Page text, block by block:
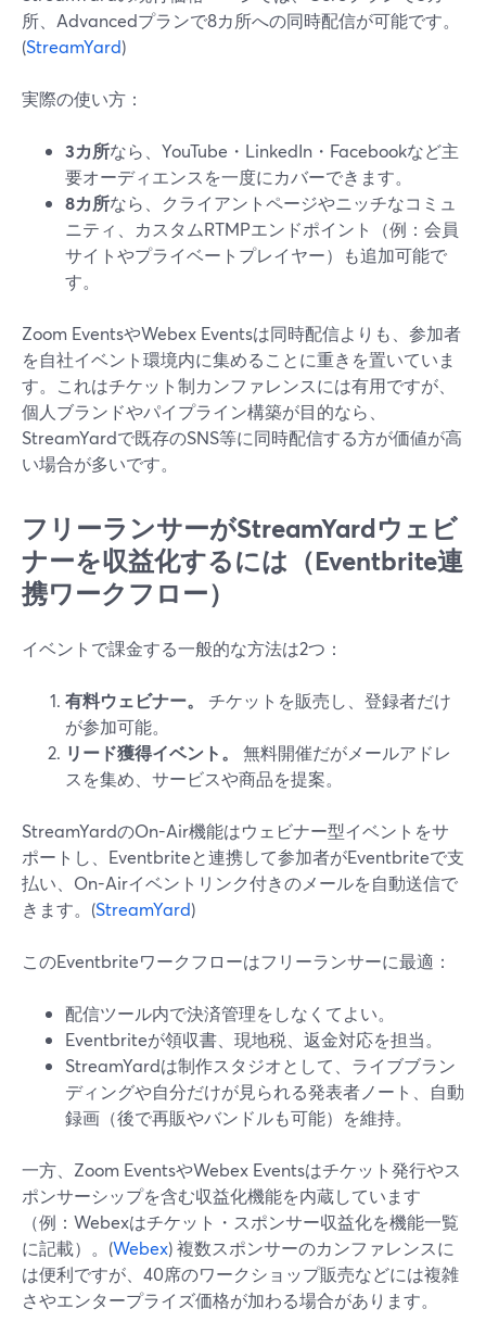
所、Advancedプランで8カ所への同時配信が可能です。
(StreamYard)
実際の使い方：
3カ所なら、YouTube・LinkedIn・Facebookなど主
要オーディエンスを一度にカバーできます。
8カ所なら、クライアントページやニッチなコミュ
ニティ、カスタムRTMPエンドポイント（例：会員
サイトやプライベートプレイヤー）も追加可能で
す。
Zoom EventsやWebex Eventsは同時配信よりも、参加者
を自社イベント環境内に集めることに重きを置いていま
す。これはチケット制カンファレンスには有用ですが、
個人ブランドやパイプライン構築が目的なら、
StreamYardで既存のSNS等に同時配信する方が価値が高
い場合が多いです。
フリーランサーがStreamYardウェビ
ナーを収益化するには（Eventbrite連
携ワークフロー）
イベントで課金する一般的な方法は2つ：
有料ウェビナー。
チケットを販売し、登録者だけ
が参加可能。
リード獲得イベント。
無料開催だがメールアドレ
スを集め、サービスや商品を提案。
StreamYardのOn-Air機能はウェビナー型イベントをサ
ポートし、Eventbriteと連携して参加者がEventbriteで支
払い、On-Airイベントリンク付きのメールを自動送信で
きます。(StreamYard)
このEventbriteワークフローはフリーランサーに最適：
配信ツール内で決済管理をしなくてよい。
Eventbriteが領収書、現地税、返金対応を担当。
StreamYardは制作スタジオとして、ライブブラン
ディングや自分だけが見られる発表者ノート、自動
録画（後で再販やバンドルも可能）を維持。
一方、Zoom EventsやWebex Eventsはチケット発行やス
ポンサーシップを含む収益化機能を内蔵しています
（例：Webexはチケット・スポンサー収益化を機能一覧
に記載）。(Webex) 複数スポンサーのカンファレンスに
は便利ですが、40席のワークショップ販売などには複雑
さやエンタープライズ価格が加わる場合があります。